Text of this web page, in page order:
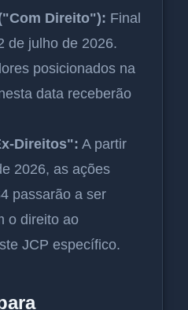
Direito"): Final
de julho de 2026.
posicionados na
data receberão
Direitos": A partir
2026, as ações
passarão a ser
o direito ao
JCP específico.